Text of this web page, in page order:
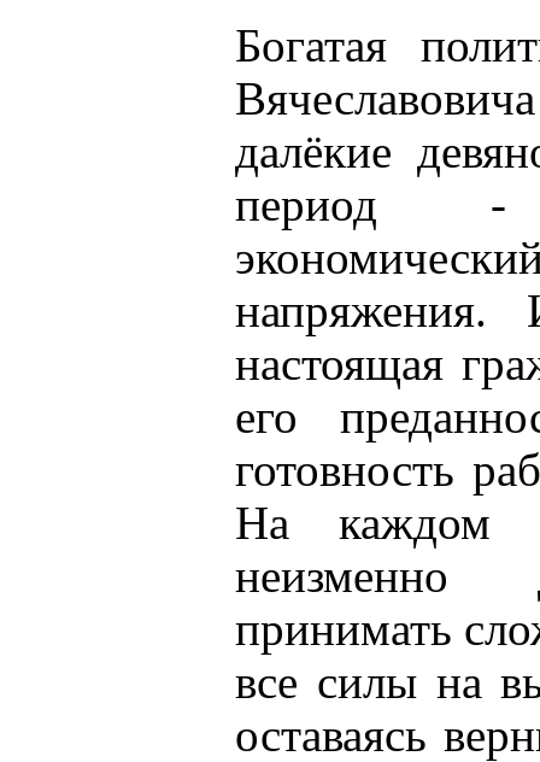
Богатая
далёкие
период -
напряжения.
настоящая
его
готовность
На каждом
неизменно
принимать
все силы на
оставаясь